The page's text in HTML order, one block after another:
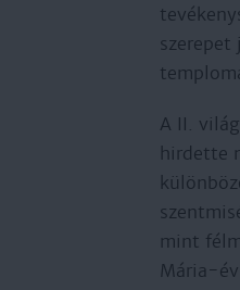
szerepet
A II.
hirdette
mint
Mária-